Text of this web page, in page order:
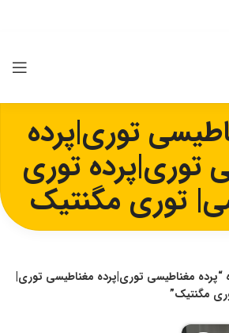
توری|پرده
توری|پرده توری
توری مگنتیک
مغناطیسی توری|پرده مغناطیسی توری|
مگنتیک”